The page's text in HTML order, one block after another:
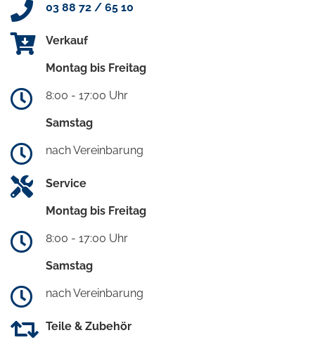
03 88 72 / 65 10
Verkauf
Montag bis Freitag
8:00 - 17:00 Uhr
Samstag
nach Vereinbarung
Service
Montag bis Freitag
8:00 - 17:00 Uhr
Samstag
nach Vereinbarung
Teile & Zubehör